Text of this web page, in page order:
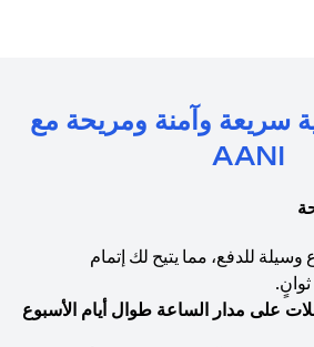
سريعة وآمنة ومريحة مع
AANI
للدفع، مما يتيح لك إتمام
على مدار الساعة طوال أيام الأسبوع